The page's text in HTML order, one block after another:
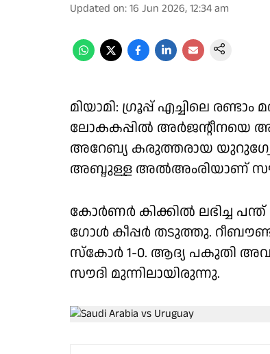
Updated on:16 Jun 2026, 12:34 am
മിയാമി: ഗ്രൂപ്പ് എച്ചിലെ
ലോകകപ്പിൽ അർജൻ്റീനയെ
അറേബ്യ കരുത്തരായ യുറുഗ്വേയെ
അബ്ദുള്ള അൽഅംരിയാണ്
കോർണർ കിക്കിൽ ലഭിച്ച പന്ത്
ഗോൾ കീപ്പർ തടുത്തു.
സ്കോർ 1-0. ആദ്യ പകുതി
സൗദി മുന്നിലായിരുന്നു.